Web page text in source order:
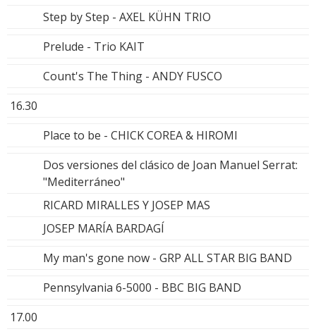
Step by Step - AXEL KÜHN TRIO
Prelude - Trio KAIT
Count's The Thing - ANDY FUSCO
16.30
Place to be - CHICK COREA & HIROMI
Dos versiones del clásico de Joan Manuel Serrat:
"Mediterráneo"
RICARD MIRALLES Y JOSEP MAS
JOSEP MARÍA BARDAGÍ
My man's gone now - GRP ALL STAR BIG BAND
Pennsylvania 6-5000 - BBC BIG BAND
17.00